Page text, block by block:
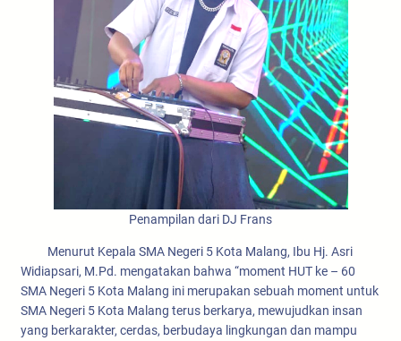
Penampilan dari DJ Frans
Menurut Kepala SMA Negeri 5 Kota Malang, Ibu Hj. Asri
Widiapsari, M.Pd. mengatakan bahwa “moment HUT ke – 60
SMA Negeri 5 Kota Malang ini merupakan sebuah moment untuk
SMA Negeri 5 Kota Malang terus berkarya, mewujudkan insan
yang berkarakter, cerdas, berbudaya lingkungan dan mampu